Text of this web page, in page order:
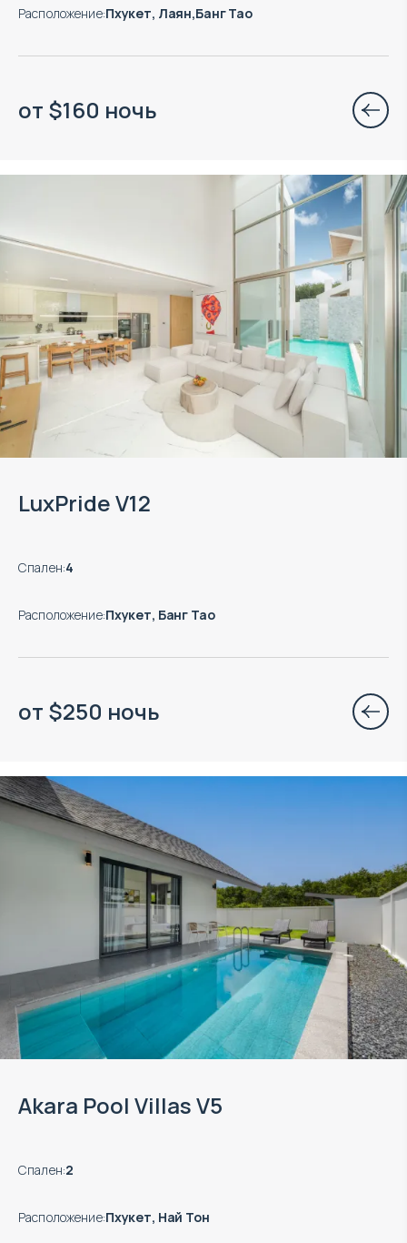
Расположение:Пхукет, Лаян,Банг Тао
от $160 ночь
LuxPride V12
Спален:4
Расположение:Пхукет, Банг Тао
от $250 ночь
Akara Pool Villas V5
Спален:2
Расположение:Пхукет, Най Тон